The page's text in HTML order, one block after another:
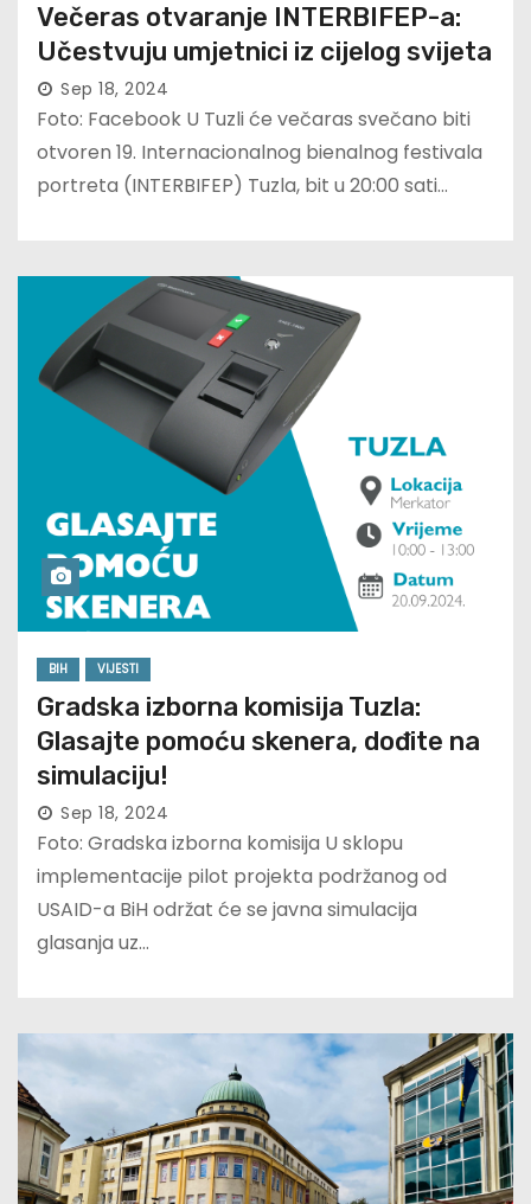
Večeras otvaranje INTERBIFEP-a:
Učestvuju umjetnici iz cijelog svijeta
Sep 18, 2024
Foto: Facebook U Tuzli će večaras svečano biti
otvoren 19. Internacionalnog bienalnog festivala
portreta (INTERBIFEP) Tuzla, bit u 20:00 sati…
BIH VIJESTI
Gradska izborna komisija Tuzla:
Glasajte pomoću skenera, dođite na
simulaciju!
Sep 18, 2024
Foto: Gradska izborna komisija U sklopu
implementacije pilot projekta podržanog od
USAID-a BiH održat će se javna simulacija
glasanja uz…